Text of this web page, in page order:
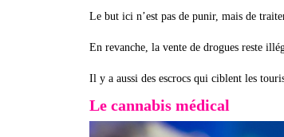
Le but ici n’est pas de punir, mais de
En revanche, la vente de drogues reste
Il y a aussi des escrocs qui ciblent les
Le cannabis médical